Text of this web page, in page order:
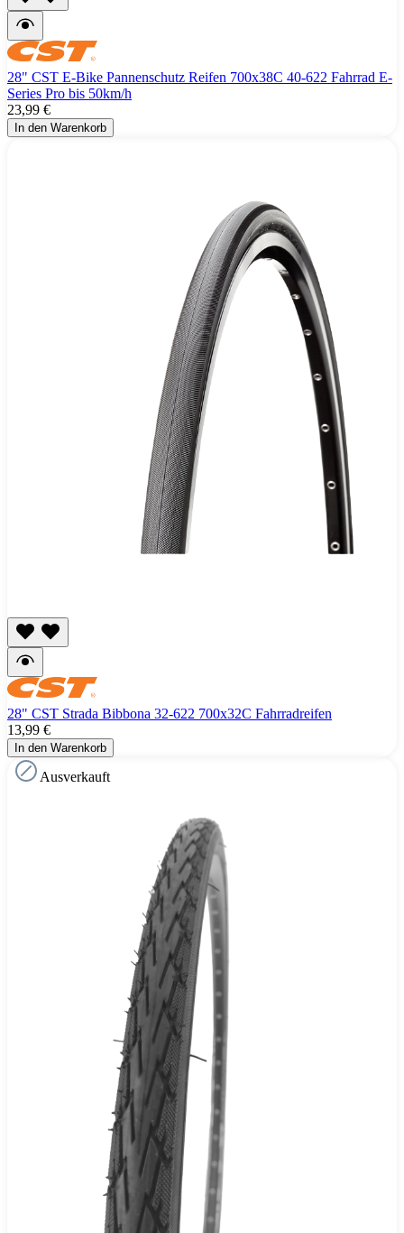
28" CST E-Bike Pannenschutz Reifen 700x38C 40-622 Fahrrad E-
Series Pro bis 50km/h
23,99 €
In den Warenkorb
28" CST Strada Bibbona 32-622 700x32C Fahrradreifen
13,99 €
In den Warenkorb
Ausverkauft